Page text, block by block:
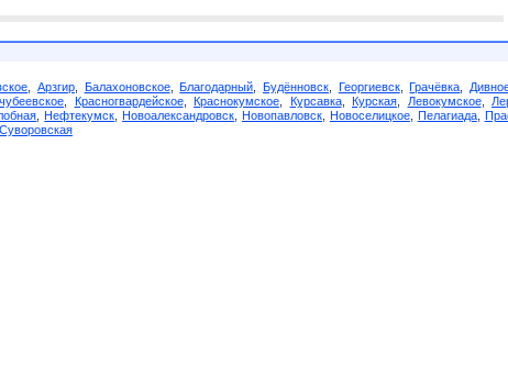
Арзгир, Балахоновское,Благодарный ,Будённовск Георгиевск,Грачёвка
Красногвардейское, Краснокумское Курсавка, Курская Левокумское,
,Нефтекумск ,Новоалександровск ,Новопавловск Новоселицкое, Пелагиада,
Суворовская